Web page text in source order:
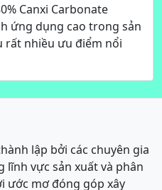
Canxi Carbonate
ứng dụng cao trong sản
rất nhiều ưu điểm nổi
lập bởi các chuyên gia
vực sản xuất và phân
ước mơ đóng góp xây